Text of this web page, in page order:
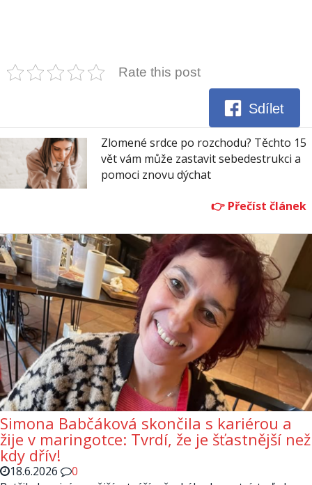
Rate this post
Sdílet
Zlomené srdce po rozchodu? Těchto 15
vět vám může zastavit sebedestrukci a
pomoci znovu dýchat
Simona Babčáková skončila s kariérou a
žije v maringotce: Tvrdí, že je šťastnější než
kdy dřív!
18.6.2026
0